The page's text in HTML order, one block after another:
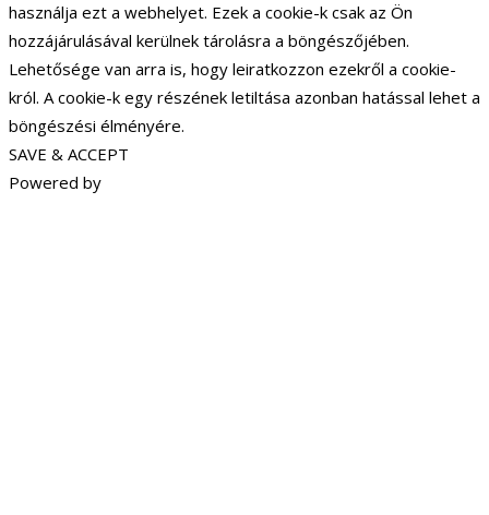
használja ezt a webhelyet. Ezek a cookie-k csak az Ön
hozzájárulásával kerülnek tárolásra a böngészőjében.
Lehetősége van arra is, hogy leiratkozzon ezekről a cookie-
król. A cookie-k egy részének letiltása azonban hatással lehet a
böngészési élményére.
SAVE & ACCEPT
Powered by